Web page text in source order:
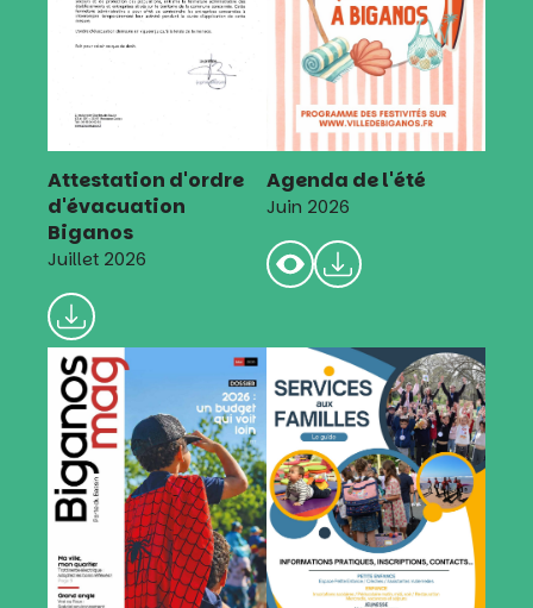
Attestation d'ordre
d'évacuation
Biganos
Juillet 2026
Agenda de l'été
Juin 2026